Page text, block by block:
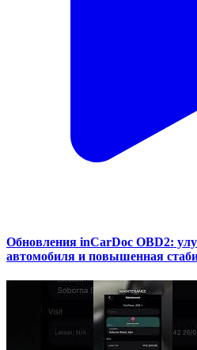
Обновления inCarDoc OBD2:
автомобиля и повышенная